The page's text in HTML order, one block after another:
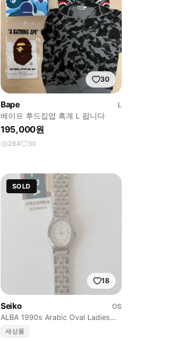
30
Bape
L
베이프 후드집업 흑계 L 팝니다
195,000원
264 30
SOLD
18
Seiko
OS
ALBA 1990s Arabic Oval Ladies
Quartz
새상품